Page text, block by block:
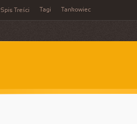
Spis Treści Tagi Tankowiec